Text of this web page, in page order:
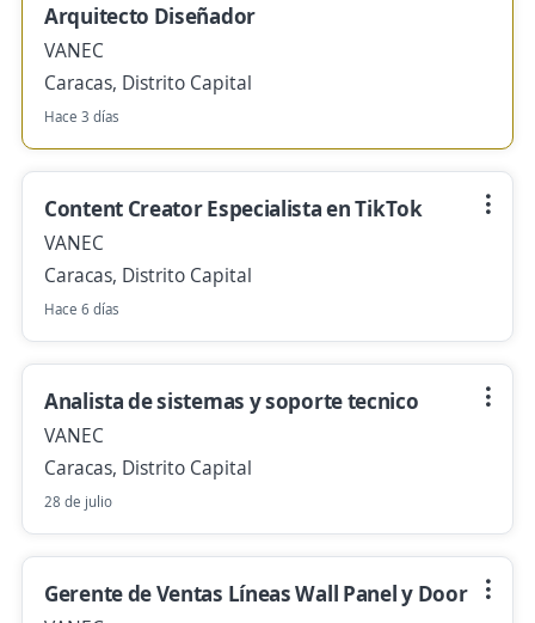
Arquitecto Diseñador
VANEC
Caracas, Distrito Capital
Hace 3 días
Content Creator Especialista en TikTok
VANEC
Caracas, Distrito Capital
Hace 6 días
Analista de sistemas y soporte tecnico
VANEC
Caracas, Distrito Capital
28 de julio
Gerente de Ventas Líneas Wall Panel y Door